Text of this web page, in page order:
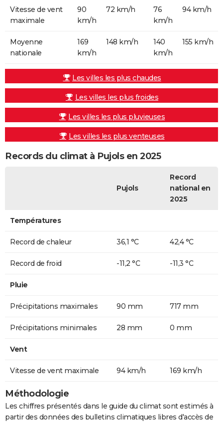
Vitesse de vent
maximale
90
km/h
72 km/h
76
km/h
94 km/h
Moyenne
nationale
169
km/h
148 km/h
140
km/h
155 km/h
Les villes les plus chaudes
Les villes les plus froides
Les villes les plus pluvieuses
Les villes les plus venteuses
Records du climat à Pujols en 2025
Pujols
Record
national en
2025
Températures
Record de chaleur 36,1 °C 42,4 °C
Record de froid -11,2 °C -11,3 °C
Pluie
Précipitations maximales 90 mm 717 mm
Précipitations minimales 28 mm 0 mm
Vent
Vitesse de vent maximale 94 km/h 169 km/h
Méthodologie
Les chiffres présentés dans le guide du climat sont estimés à
partir des données des bulletins climatiques libres d'accès de